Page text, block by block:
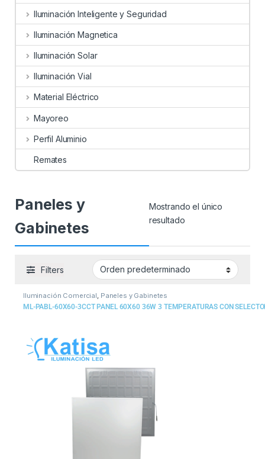
Iluminación Inteligente y Seguridad
Iluminación Magnetica
Iluminación Solar
Iluminación Vial
Material Eléctrico
Mayoreo
Perfil Aluminio
Remates
Paneles y
Gabinetes
Mostrando el único
resultado
Filters
Iluminación Comercial, Paneles y Gabinetes
ML-PABL-60X60-3CCT PANEL 60X60 36W 3 TEMPERATURAS CON